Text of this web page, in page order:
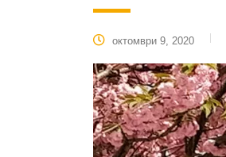
октомври 9, 2020